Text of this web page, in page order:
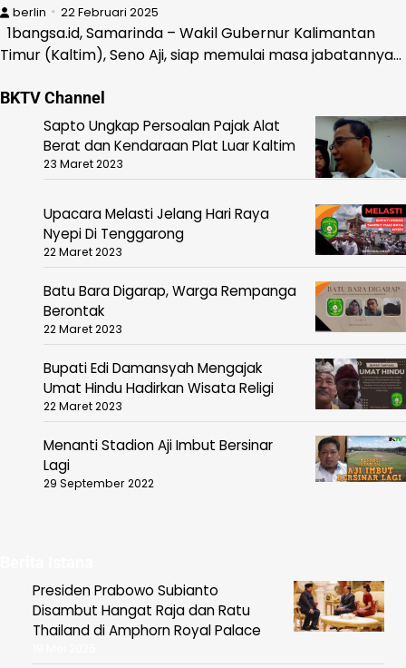
berlin 22 Februari 2025
1bangsa.id, Samarinda – Wakil Gubernur Kalimantan
Timur (Kaltim), Seno Aji, siap memulai masa jabatannya…
BKTV Channel
Sapto Ungkap Persoalan Pajak Alat
Berat dan Kendaraan Plat Luar Kaltim
23 Maret 2023
Upacara Melasti Jelang Hari Raya
Nyepi Di Tenggarong
22 Maret 2023
Batu Bara Digarap, Warga Rempanga
Berontak
22 Maret 2023
Bupati Edi Damansyah Mengajak
Umat Hindu Hadirkan Wisata Religi
22 Maret 2023
Menanti Stadion Aji Imbut Bersinar
Lagi
29 September 2022
Presiden Prabowo Subianto
Disambut Hangat Raja dan Ratu
Thailand di Amphorn Royal Palace